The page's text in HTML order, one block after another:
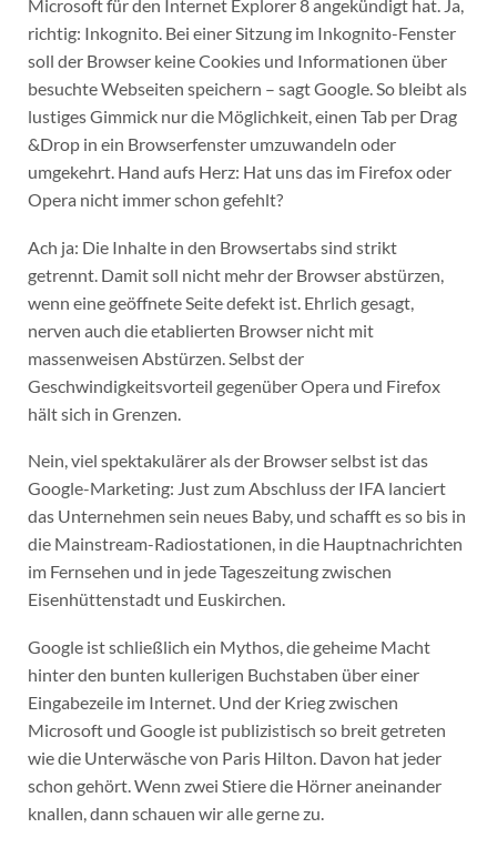
Microsoft für den Internet Explorer 8 angekündigt hat. Ja,
richtig: Inkognito. Bei einer Sitzung im Inkognito-Fenster
soll der Browser keine Cookies und Informationen über
besuchte Webseiten speichern – sagt Google. So bleibt als
lustiges Gimmick nur die Möglichkeit, einen Tab per Drag
&Drop in ein Browserfenster umzuwandeln oder
umgekehrt. Hand aufs Herz: Hat uns das im Firefox oder
Opera nicht immer schon gefehlt?
Ach ja: Die Inhalte in den Browsertabs sind strikt
getrennt. Damit soll nicht mehr der Browser abstürzen,
wenn eine geöffnete Seite defekt ist. Ehrlich gesagt,
nerven auch die etablierten Browser nicht mit
massenweisen Abstürzen. Selbst der
Geschwindigkeitsvorteil gegenüber Opera und Firefox
hält sich in Grenzen.
Nein, viel spektakulärer als der Browser selbst ist das
Google-Marketing: Just zum Abschluss der IFA lanciert
das Unternehmen sein neues Baby, und schafft es so bis in
die Mainstream-Radiostationen, in die Hauptnachrichten
im Fernsehen und in jede Tageszeitung zwischen
Eisenhüttenstadt und Euskirchen.
Google ist schließlich ein Mythos, die geheime Macht
hinter den bunten kullerigen Buchstaben über einer
Eingabezeile im Internet. Und der Krieg zwischen
Microsoft und Google ist publizistisch so breit getreten
wie die Unterwäsche von Paris Hilton. Davon hat jeder
schon gehört. Wenn zwei Stiere die Hörner aneinander
knallen, dann schauen wir alle gerne zu.